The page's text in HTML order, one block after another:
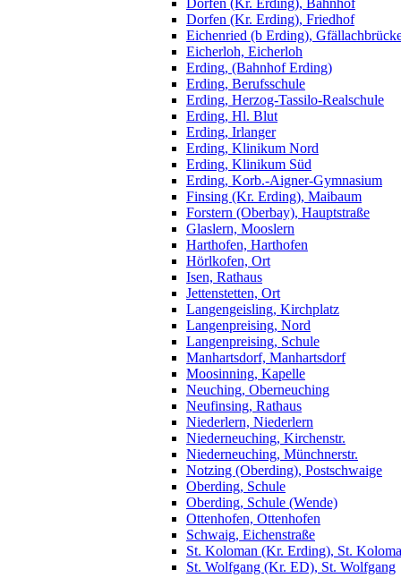
Dorfen (Kr. Erding), Bahnhof
Dorfen (Kr. Erding), Friedhof
Eichenried (b Erding),
Eicherloh, Eicherloh
Erding, (Bahnhof Erding)
Erding, Berufsschule
Erding, Herzog-Tassilo-Realschule
Erding, Hl. Blut
Erding, Irlanger
Erding, Klinikum Nord
Erding, Klinikum Süd
Erding, Korb.-Aigner-Gymnasium
Finsing (Kr. Erding), Maibaum
Forstern (Oberbay), Hauptstraße
Glaslern, Mooslern
Harthofen, Harthofen
Hörlkofen, Ort
Isen, Rathaus
Jettenstetten, Ort
Langengeisling, Kirchplatz
Langenpreising, Nord
Langenpreising, Schule
Manhartsdorf, Manhartsdorf
Moosinning, Kapelle
Neuching, Oberneuching
Neufinsing, Rathaus
Niederlern, Niederlern
Niederneuching, Kirchenstr.
Niederneuching, Münchnerstr.
Notzing (Oberding), Postschwaige
Oberding, Schule
Oberding, Schule (Wende)
Ottenhofen, Ottenhofen
Schwaig, Eichenstraße
St. Koloman (Kr. Erding), St.
St. Wolfgang (Kr. ED), St. Wolfgang